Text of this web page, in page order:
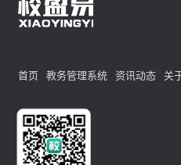
首页 教务管理系统 资讯动态 关